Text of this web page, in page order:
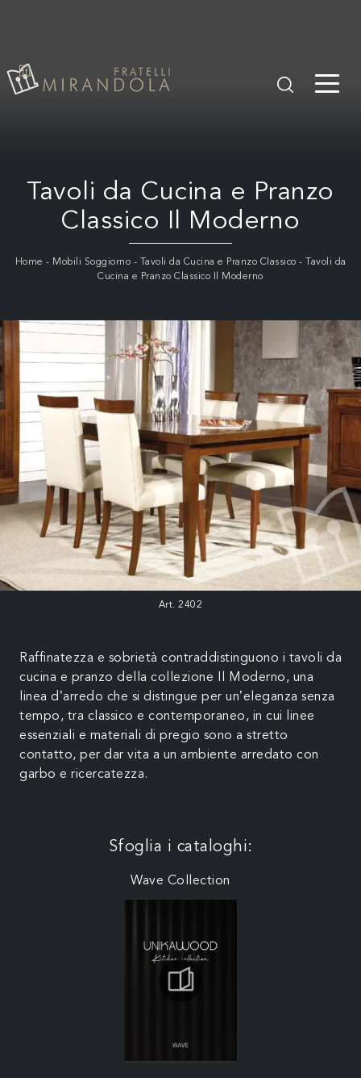
Tavoli da Cucina e Pranzo
Classico Il Moderno
Home - Mobili Soggiorno - Tavoli da Cucina e Pranzo Classico -
Tavoli da
Cucina e Pranzo Classico Il Moderno
Art. 2402
Raffinatezza e sobrietà contraddistinguono i tavoli da
cucina e pranzo della collezione Il Moderno, una
linea d’arredo che si distingue per un’eleganza senza
tempo, tra classico e contemporaneo, in cui linee
essenziali e materiali di pregio sono a stretto
contatto, per dar vita a un ambiente arredato con
garbo e ricercatezza.
Sfoglia i cataloghi:
Wave Collection